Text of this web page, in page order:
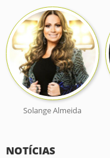
Solange Almeida
NOTÍCIAS